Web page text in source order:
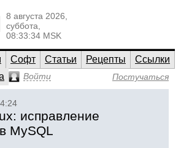
8 августа 2026,
суббота,
08:33:34 MSK
Софт Статьи Рецепты
Ссылки
Войти Постучаться
исправление
MySQL